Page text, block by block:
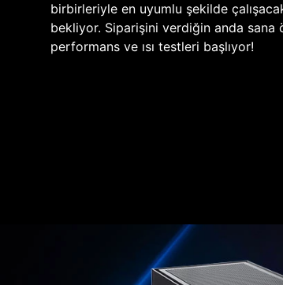
birbirleriyle en uyumlu şekilde
bekliyor. Siparişini verdiğin anda sana
performans ve ısı testleri başlıyor!